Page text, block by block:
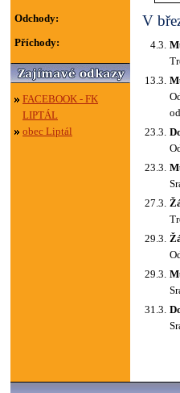
Odchody:
Příchody:
FACEBOOK - FK
LIPTÁL
obec Liptál
V
4.3.
13.3.
23.3.
23.3.
27.3.
29.3.
29.3.
31.3.